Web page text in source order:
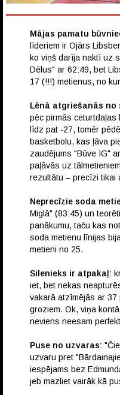
Mājas pamatu
līderiem ir Ojārs
ko viņš darīja naktī uz
Dēlus" ar 62:49, bet
17 (!!!) metienus, no
Lēnā atgriešanās no
pēc pirmās ceturtdaļas
līdz pat -27, tomēr
basketbolu, kas ļāva
zaudējums "Būve IG"
paļāvās uz
rezultātu – precīzi tikai
Neprecīzie soda
Miglā" (83:45) un
panākumu, taču kas
soda metienu līnijas
metieni no 25.
Silenieks ir atpakaļ:
iet, bet nekas
vakarā atzīmējās ar 37
groziem. Ok, viņa
neviens neesam
Puse no uzvaras:
uzvaru pret
iespējams bez
jeb mazliet vairāk kā